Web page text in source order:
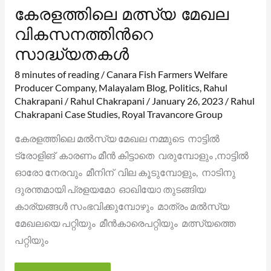
കേരളത്തിലെ മത്സ്യ മേഖല
വികസനത്തിൻറെ
സാദ്ധ്യതകൾ
8 minutes of reading/Canara Fish Farmers Welfare
Producer Company, Malayalam Blog, Politics, Rahul
Chakrapani / Rahul Chakrapani / January 26, 2023 / Rahul
Chakrapani Case Studies, Royal Travancore Group
കേരളത്തിലെ മൽസ്യ മേഖല നമ്മുടെ നാട്ടിൽ
ട്രോളിങ് കാരണം മീൻ കിട്ടാതെ വരുമ്പോളും ,നാട്ടിൽ
ഓരോ നേരവും മീനിന് വില കൂടുമ്പോളും, നാടിനു
ദുരന്തമായി പ്രളയമോ ഓഖിയോ തുടങ്ങിയ
കാര്യങ്ങൾ സംഭവിക്കുമ്പോഴും മാത്രം മൽസ്യ
മേഖലയെ പറ്റിയും മീൻകാരെപറ്റിയും മത്സ്യത്തെ
പറ്റിയും